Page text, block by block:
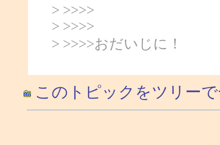
> >>>>
> >>>>
> >>>>おだいじに！
このトピックをツリー